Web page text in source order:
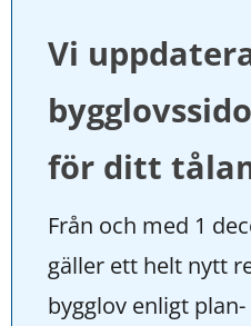
Vi
för ditt
Från och med 1
gäller ett helt nytt
bygglov enligt
bifogas